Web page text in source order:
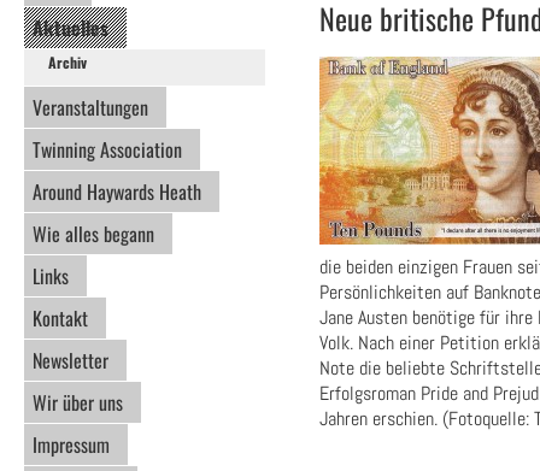
Aktuelles
Archiv
Veranstaltungen
Twinning Association
Around Haywards Heath
Wie alles begann
Links
Kontakt
Newsletter
Wir über uns
Impressum
Neue britische
die beiden einzigen Frauen
Persönlichkeiten auf
Jane Austen benötige für
Volk. Nach einer Petition
Note die beliebte
Erfolgsroman Pride and
Jahren erschien. (Fotoquelle: